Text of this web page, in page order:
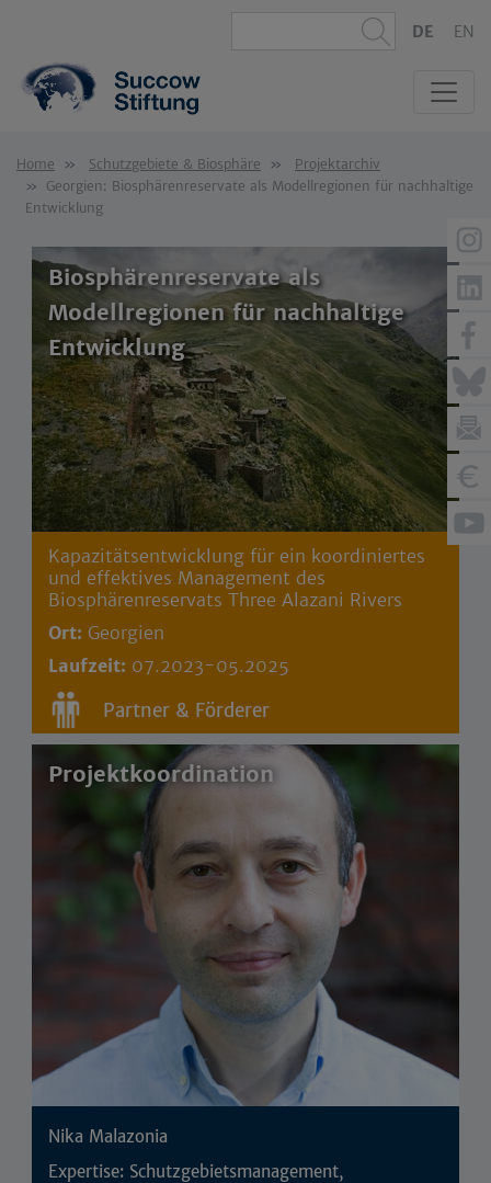
DE EN
Home Schutzgebiete & Biosphäre
Projektarchiv
Georgien: Biosphärenreservate als Modellregionen für nachhaltige
Entwicklung
Biosphärenreservate als
Modellregionen für nachhaltige
Entwicklung
Kapazitätsentwicklung für ein koordiniertes
und effektives Management des
Biosphärenreservats Three Alazani Rivers
Ort: Georgien
Laufzeit: 07.2023-05.2025
Partner & Förderer
Projektkoordination
Nika Malazonia
Expertise: Schutzgebietsmanagement,